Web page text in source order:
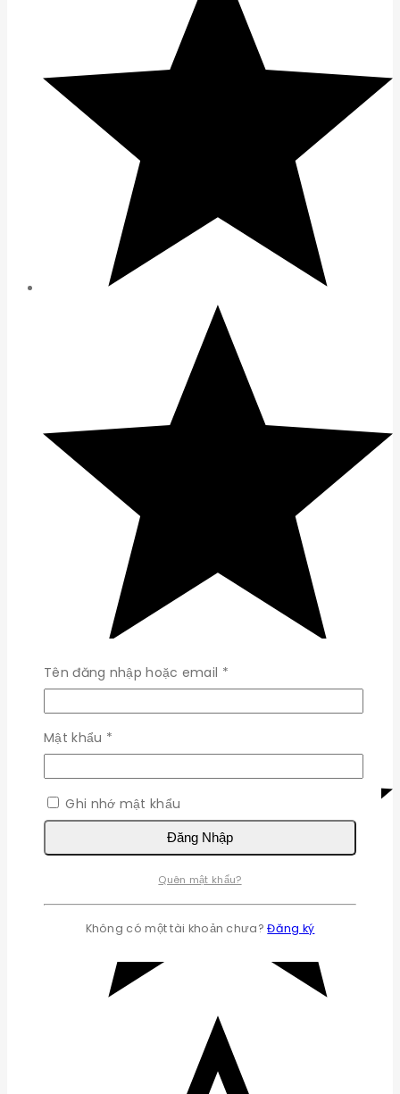
Tên đăng nhập hoặc email *Bắt
buộc
Mật khẩu *
buộc
Ghi nhớ mật khẩu
Đăng Nhập
Quên mật khẩu?
Không có một tài khoản chưa?Đăng ký